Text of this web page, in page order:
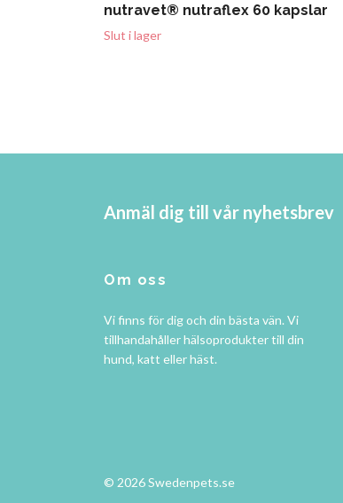
nutravet® nutraflex 60 kapslar
Slut i lager
Anmäl dig till vår nyhetsbrev
Om oss
Vi finns för dig och din bästa vän. Vi
tillhandahåller hälsoprodukter till din
hund, katt eller häst.
© 2026 Swedenpets.se